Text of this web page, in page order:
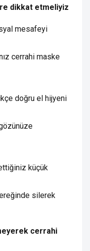
dikkat etmeliyiz
mesafeyi
cerrahi maske
doğru el hijyeni
küçük
silerek
cerrahi